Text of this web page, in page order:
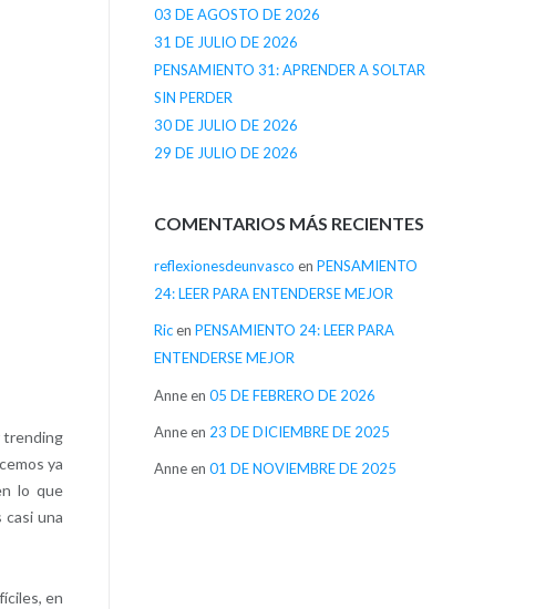
trending
ya
lo que
una
en
03 DE AGOSTO DE 2026
31 DE JULIO DE 2026
PENSAMIENTO 31: APRENDER A SOLTAR
SIN PERDER
30 DE JULIO DE 2026
29 DE JULIO DE 2026
COMENTARIOS MÁS RECIENTES
reflexionesdeunvasco en PENSAMIENTO
24: LEER PARA ENTENDERSE MEJOR
Ricen PENSAMIENTO 24: LEER PARA
ENTENDERSE MEJOR
Anneen 05 DE FEBRERO DE 2026
Anneen 23 DE DICIEMBRE DE 2025
Anneen 01 DE NOVIEMBRE DE 2025